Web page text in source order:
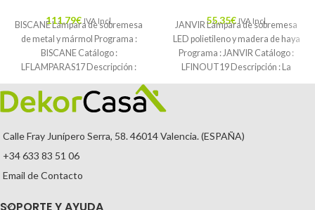
111,79€ IVA Incl.
BISCANE Lámpara de sobremesa
de metal y mármol Programa :
BISCANE Catálogo :
LFLAMPARAS17 Descripción :
Unimos iluminación y diseño
55,35€ IVA Incl.
JANVIR Lámpara de sobremesa
LED polietileno y madera de haya
Programa : JANVIR Catálogo :
LFINOUT19 Descripción : La
lámpara
Calle Fray Junípero Serra, 58. 46014 Valencia. (ESPAÑA)
+34 633 83 51 06
Email de Contacto
SOPORTE Y AYUDA